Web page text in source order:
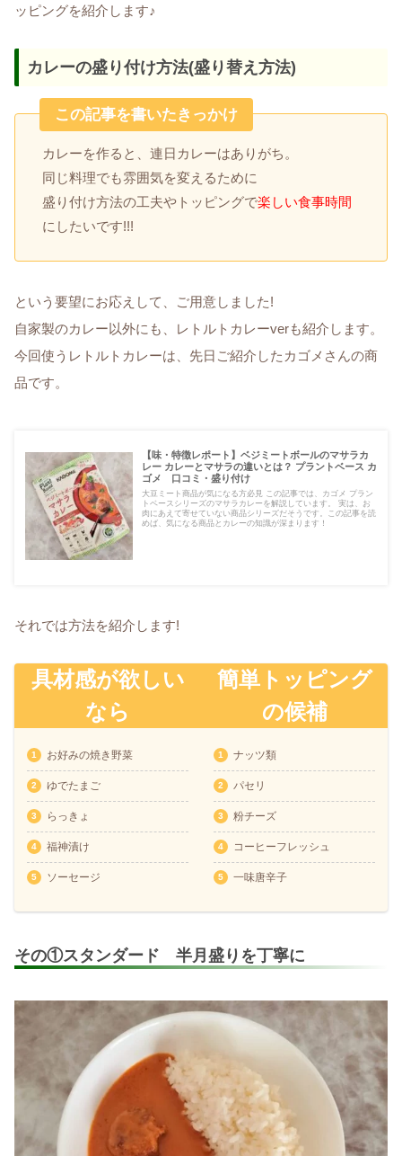
ッピングを紹介します♪
カレーの盛り付け方法(盛り替え方法)
この記事を書いたきっかけ
カレーを作ると、連日カレーはありがち。
同じ料理でも雰囲気を変えるために
盛り付け方法の工夫やトッピングで楽しい食事時間
にしたいです!!!
という要望にお応えして、ご用意しました!
自家製のカレー以外にも、レトルトカレーverも紹介します。
今回使うレトルトカレーは、先日ご紹介したカゴメさんの商
品です。
【味・特徴レポート】ベジミートボールのマサラカ
レー カレーとマサラの違いとは？ プラントベース カ
ゴメ 口コミ・盛り付け
大豆ミート商品が気になる方必見 この記事では、カゴメ プラン
トベースシリーズのマサラカレーを解説しています。 実は、お
肉にあえて寄せていない商品シリーズだそうです。この記事を読
めば、気になる商品とカレーの知識が深まります！
それでは方法を紹介します!
具材感が欲しい
なら
お好みの焼き野菜
ゆでたまご
らっきょ
福神漬け
ソーセージ
簡単トッピング
の候補
ナッツ類
パセリ
粉チーズ
コーヒーフレッシュ
一味唐辛子
その①スタンダード 半月盛りを丁寧に